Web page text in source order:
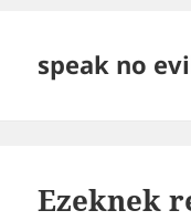
speak no
Ezeknek